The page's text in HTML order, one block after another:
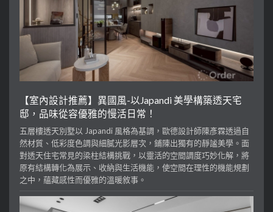
【室內設計推薦】異國風-以Japandi 美學構築透天宅
邸，品味從容優雅的慢活日常！
五層樓透天別墅以 Japandi 風格為基調，歐德設計師陳彥霖透過自
然材質、低彩度色調與細膩光影層次，鋪陳出獨有的靜謐美學。面
對透天住宅常見的梁柱結構挑戰，以靈活的空間調度巧妙化解，將
原有結構轉化為展示、收納與生活機能，使空間在理性的機能規劃
之中，蘊藏感性而優雅的溫暖敘事。